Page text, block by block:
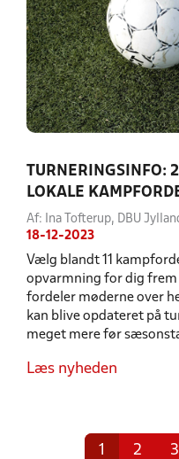
TURNERINGSINFO:
LOKALE
Af: Ina Tofterup, DBU
18-12-2023
Vælg blandt 11
opvarmning for dig
fordeler møderne over
kan blive opdateret på
meget mere før
Læs nyheden
1 2 3